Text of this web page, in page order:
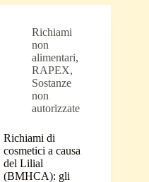
Richiami
non
alimentari,
RAPEX,
Sostanze
non
autorizzate
Richiami di
cosmetici a causa
del Lilial
(BMHCA): gli